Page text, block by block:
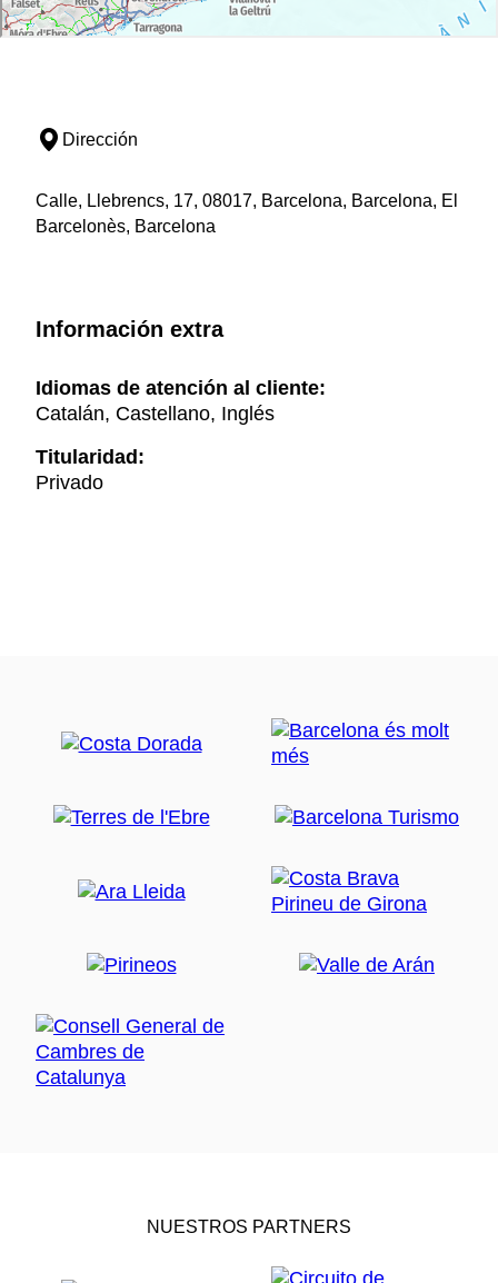
Dirección
Calle, Llebrencs, 17, 08017, Barcelona, Barcelona, El
Barcelonès, Barcelona
Información extra
Idiomas de atención al cliente:
Catalán, Castellano, Inglés
Titularidad:
Privado
NUESTROS PARTNERS